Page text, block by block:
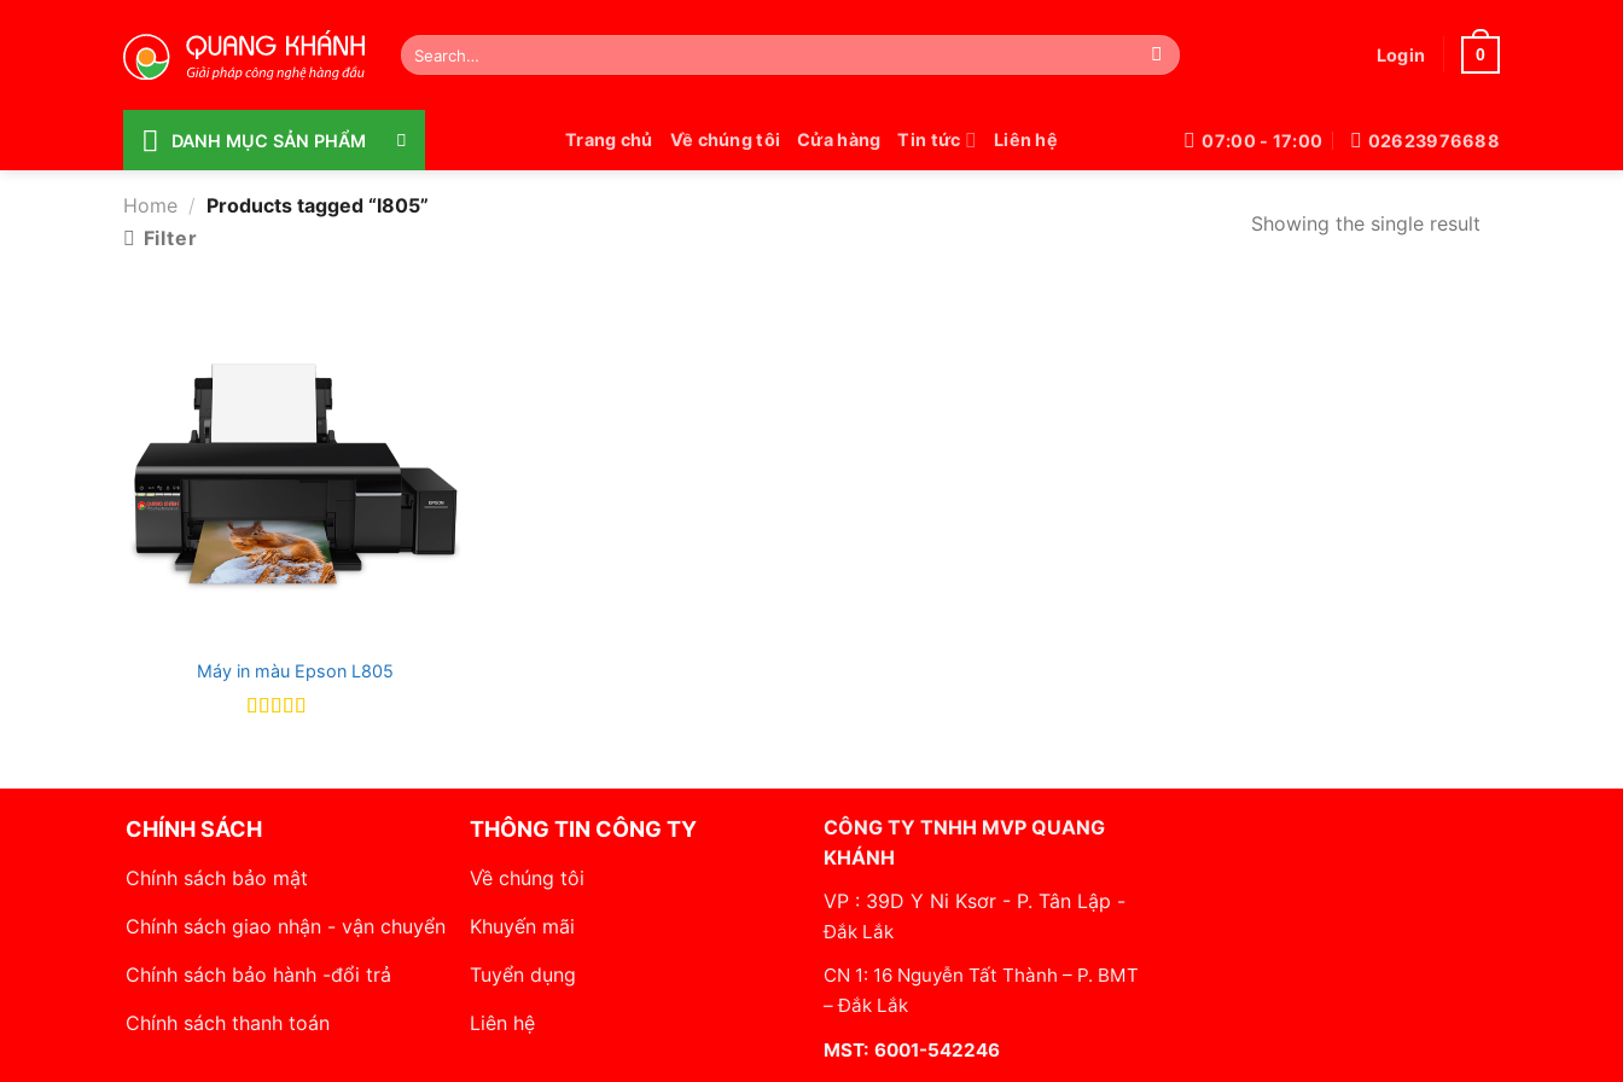
Search
for:
Login 0
DANH MỤC SẢN PHẨM Trang chủ Về chúng tôi Cửa hàng Tin tức Liên hệ 07:00 - 17:00 02623976688
Home / Products tagged “l805”
Filter
Showing the single result
Máy in màu Epson L805
CHÍNH SÁCH
Chính sách bảo mật
Chính sách giao nhận - vận chuyển
Chính sách bảo hành -đổi trả
Chính sách thanh toán
THÔNG TIN CÔNG TY
Về chúng tôi
Khuyến mãi
Tuyển dụng
Liên hệ
CÔNG TY TNHH MVP QUANG
KHÁNH
VP : 39D Y Ni Ksơr - P. Tân Lập -
Đắk Lắk
CN 1: 16 Nguyễn Tất Thành – P. BMT
– Đắk Lắk
MST: 6001-542246